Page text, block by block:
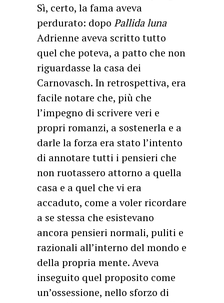
Sì, certo, la fama aveva
perdurato: dopo Pallida luna
Adrienne aveva scritto tutto
quel che poteva, a patto che non
riguardasse la casa dei
Carnovasch. In retrospettiva, era
facile notare che, più che
l’impegno di scrivere veri e
propri romanzi, a sostenerla e a
darle la forza era stato l’intento
di annotare tutti i pensieri che
non ruotassero attorno a quella
casa e a quel che vi era
accaduto, come a voler ricordare
a se stessa che esistevano
ancora pensieri normali, puliti e
razionali all’interno del mondo e
della propria mente. Aveva
inseguito quel proposito come
un’ossessione, nello sforzo di